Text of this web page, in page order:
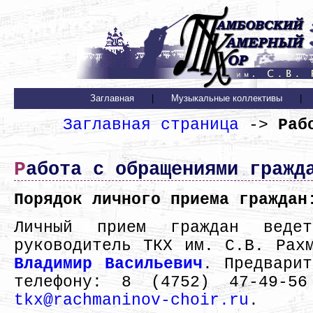
Заглавная Музыкальные коллективы
Заглавная страница ->
Работа с обращениями
Порядок личного приема
Личный прием граждан ведет
руководитель ТКХ им. С.В.
Владимир Васильевич .
телефону: 8 (4752) 47-49-
tkx@rachmaninov-choir.ru .